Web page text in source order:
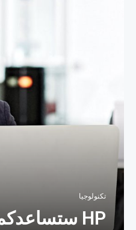
تكنولوجيا
HP ستساعدكم على حماية حياتكم الخاصّة :